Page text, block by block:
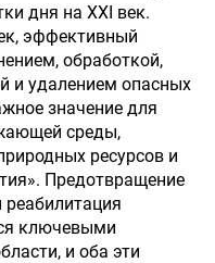
дня на XXI век.
эффективный
обработкой,
и удалением опасных
значение для
среды,
ресурсов и
Предотвращение
ключевыми
и оба эти